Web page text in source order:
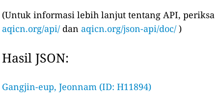
(Untuk informasi lebih lanjut tentang API, periksa
aqicn.org/api/ dan aqicn.org/json-api/doc/ )
Hasil JSON:
Gangjin-eup, Jeonnam (ID: H11894)